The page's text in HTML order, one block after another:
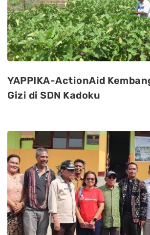
YAPPIKA-ActionAid
Gizi di SDN Kadoku